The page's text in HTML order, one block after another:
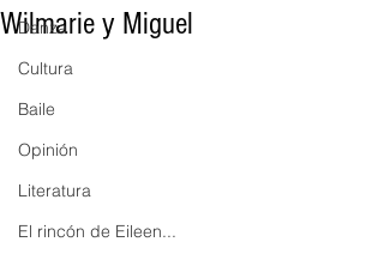
Danza
Cultura
Baile
Opinión
Literatura
El rincón de Eileen...
Wilmarie y Miguel